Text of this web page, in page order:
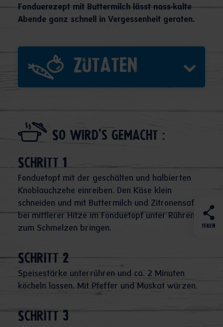
TEILEN
Fonduerezept mit Buttermilch lässt nass-kalte
Abende ganz schnell in Vergessenheit geraten.
Zutaten
So wird's gemacht :
Schritt 1
Fonduetopf mit der geschälten und halbierten
Knoblauchzehe einreiben. Den Käse klein
schneiden und mit Buttermilch und Zitronensaft
bei mittlerer Hitze im Fonduetopf unter Rühren
zum Schmelzen bringen.
Schritt 2
Speisestärke unterrühren und ca. 2 Minuten
köcheln lassen. Mit Pfeffer und Muskat würzen.
Schritt 3